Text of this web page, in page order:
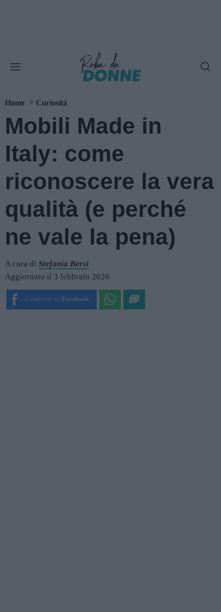
Home Curiosità
Mobili Made in
Italy: come
riconoscere la vera
qualità (e perché
ne vale la pena)
A cura di Stefania Bersi
Aggiornato il 3 febbraio 2026
Condividi su Facebook